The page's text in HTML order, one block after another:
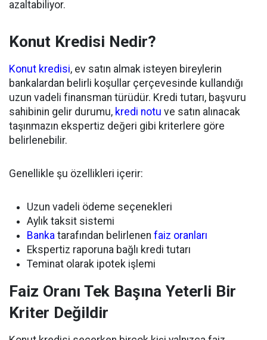
azaltabiliyor.
Konut Kredisi Nedir?
Konut kredisi, ev satın almak isteyen bireylerin
bankalardan belirli koşullar çerçevesinde kullandığı
uzun vadeli finansman türüdür. Kredi tutarı, başvuru
sahibinin gelir durumu, kredi notu ve satın alınacak
taşınmazın ekspertiz değeri gibi kriterlere göre
belirlenebilir.
Genellikle şu özellikleri içerir:
Uzun vadeli ödeme seçenekleri
Aylık taksit sistemi
Banka tarafından belirlenen faiz oranları
Ekspertiz raporuna bağlı kredi tutarı
Teminat olarak ipotek işlemi
Faiz Oranı Tek Başına Yeterli Bir
Kriter Değildir